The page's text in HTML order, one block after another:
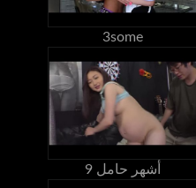
3some
9 أشهر حامل